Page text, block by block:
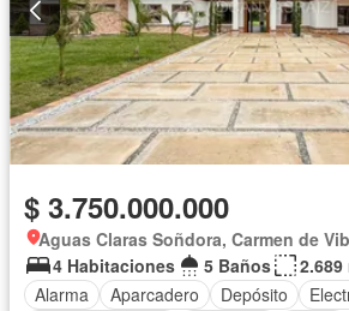
$ 3.750.000.000
Aguas Claras Soñdora, Carmen de
4 Habitaciones
5 Baños
2.689
Alarma
Aparcadero Depósito